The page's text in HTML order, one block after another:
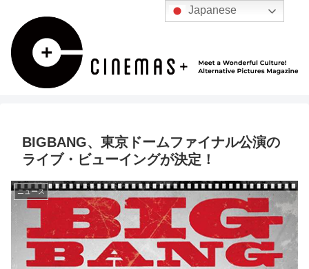
BIGBANG、東京ドームファイナル公演の
ライブ・ビューイングが決定！
ニュース
Japanese